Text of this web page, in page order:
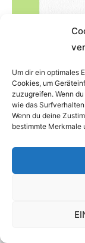
Um dir ein optimales
Cookies, um
zuzugreifen. Wenn
wie das
Wenn du deine
bestimmte Merkmale
PDF